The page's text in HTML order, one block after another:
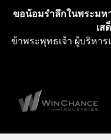
ขอน้อมรำลึกในพระม
เส
ข้าพระพุทธเจ้า ผู้บริหา